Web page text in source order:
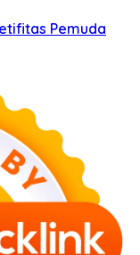
Pemuda